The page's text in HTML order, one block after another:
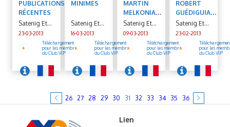
ÉD.
PUBLICATIONS
RÉCENTES
Satenig Et
Pérouse
23-03-2013
Téléchargement
pour les membre
du Club VIP
MINIMES
Satenig Et
Pérouse
16-03-2013
Téléchargement
pour les membre
du Club VIP
MARTIN
MELKONIAN,
À‚Â«
MAISON
EXQUISE
À‚Â», (LA
THÉ)
Satenig Et
Pérouse
09-03-2013
Téléchargement
pour les membre
du Club VIP
ROBERT
GUÉDIGUIAN,
SCÉNARIO
DU FILM À‚Â«
LE VOYAGE
EN ARMÉNIE
Satenig Et
Pérouse
23-02-2013
pour les
du Club VIP
26 27 28 29 30 31 32 33 34 35 36
Lien